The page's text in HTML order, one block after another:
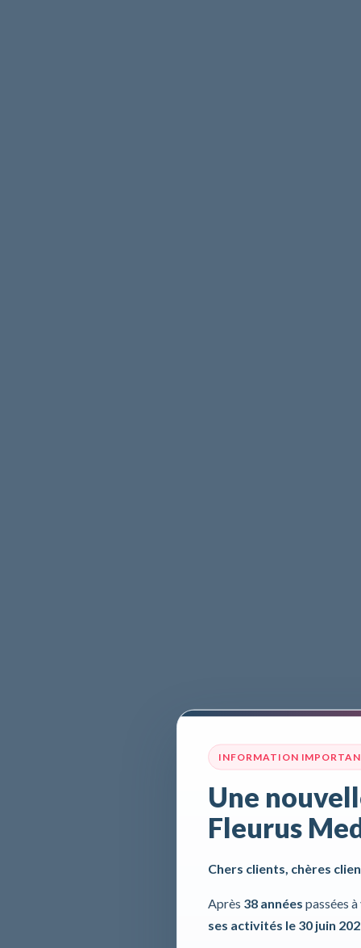
INFORMATION
Une
Fleurus
Chers clients, chères
Après 38 années passées
ses activités le 30 juin